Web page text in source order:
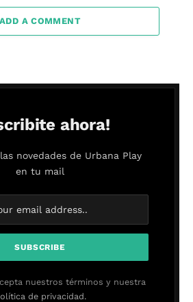
ADD A COMMENT
ahora!
novedades de Urbana Play
en tu mail
nuestros términos y nuestra
de privacidad.